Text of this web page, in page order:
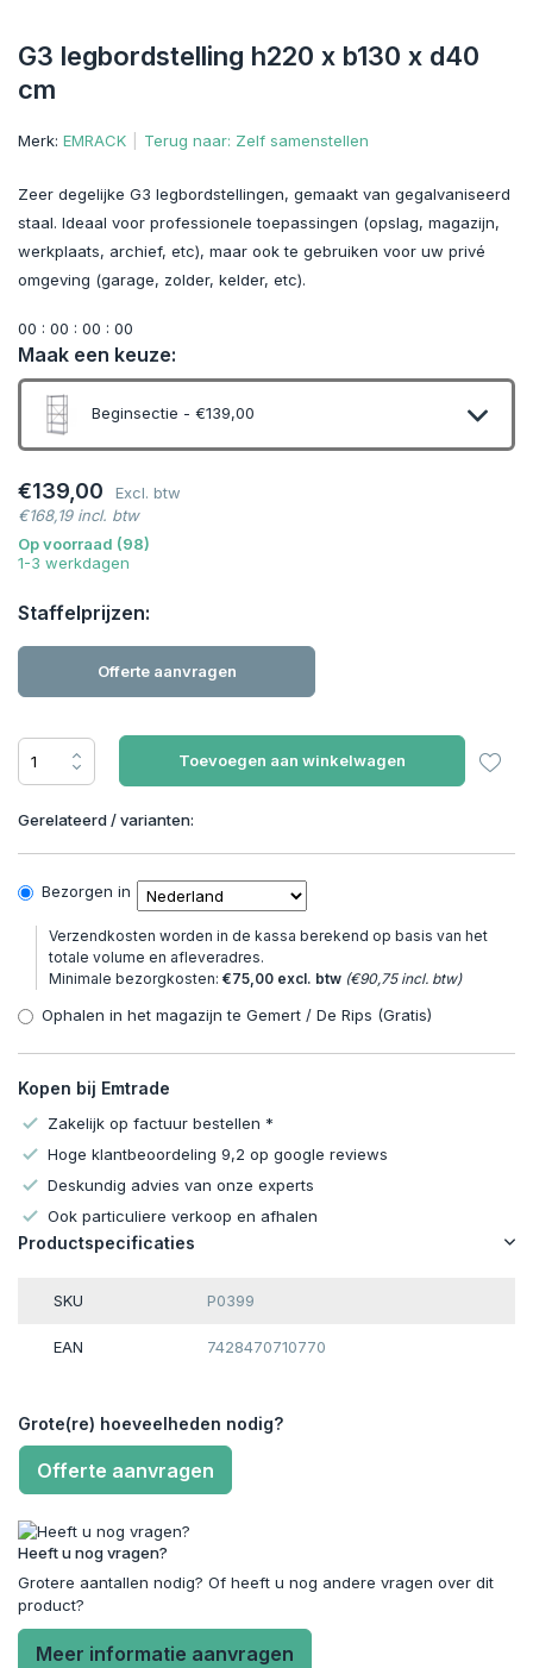
G3 legbordstelling h220 x b130 x d40
cm
Merk: EMRACK Terug naar: Zelf samenstellen
Zeer degelijke G3 legbordstellingen, gemaakt van gegalvaniseerd
staal. Ideaal voor professionele toepassingen (opslag, magazijn,
werkplaats, archief, etc), maar ook te gebruiken voor uw privé
omgeving (garage, zolder, kelder, etc).
00 : 00 : 00 : 00
Maak een keuze:
Beginsectie - €139,00
€139,00
Excl. btw
€168,19 incl. btw
Op voorraad (98)
1-3 werkdagen
Staffelprijzen:
Offerte aanvragen
Toevoegen aan winkelwagen
Gerelateerd / varianten:
Bezorgen in
Verzendkosten worden in de kassa berekend op basis van het
totale volume en afleveradres.
Minimale bezorgkosten: €75,00 excl. btw (€90,75 incl. btw)
Ophalen in het magazijn te Gemert / De Rips (Gratis)
Kopen bij Emtrade
Zakelijk op factuur bestellen *
Hoge klantbeoordeling 9,2 op google reviews
Deskundig advies van onze experts
Ook particuliere verkoop en afhalen
Productspecificaties
SKU P0399
EAN 7428470710770
Grote(re) hoeveelheden nodig?
Offerte aanvragen
Heeft u nog vragen?
Grotere aantallen nodig? Of heeft u nog andere vragen over dit
product?
Meer informatie aanvragen